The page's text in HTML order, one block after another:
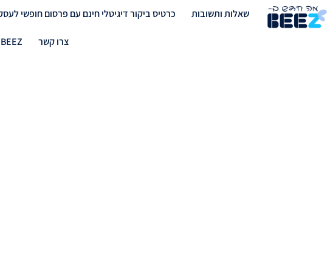
כרטיס ביקור דיגיטלי חינם עם פרסום חופשי שאלות ותשובות
אנחנו BEEZ צרו קשר